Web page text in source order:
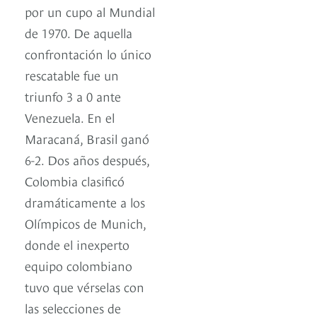
por un cupo al Mundial
de 1970. De aquella
confrontación lo único
rescatable fue un
triunfo 3 a 0 ante
Venezuela. En el
Maracaná, Brasil ganó
6-2. Dos años después,
Colombia clasificó
dramáticamente a los
Olímpicos de Munich,
donde el inexperto
equipo colombiano
tuvo que vérselas con
las selecciones de